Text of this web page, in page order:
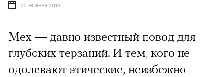
25 НОЯБРЯ 2013
Мех — давно известный повод для
глубоких терзаний. И тем, кого не
одолевают этические, неизбежно